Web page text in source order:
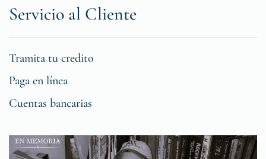
Servicio al Cliente
Tramita tu credito
Paga en línea
Cuentas bancarias